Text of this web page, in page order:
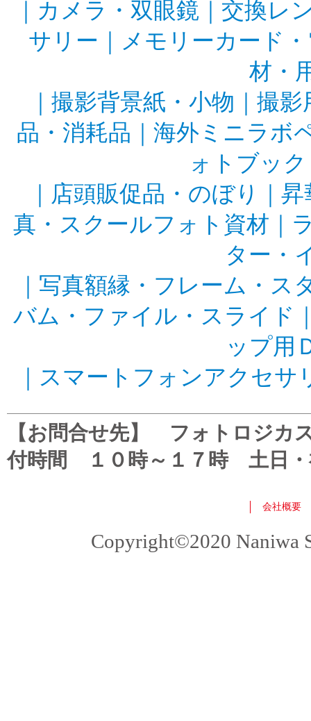
カメラ・双眼鏡
交換レ
サリー
メモリーカード
材・
撮影背景紙・小物
撮影
品・消耗品
海外ミニラボ
ォトブッ
店頭販促品・のぼり
昇
真・スクールフォト資材
ター・
写真額縁・フレーム・ス
バム・ファイル・スライド
ップ用
スマートフォンアクセサ
【お問合せ先】 フォトロジ
付時間 １０時～１７時 土日・
会社概要
Copyright©2020 Naniwa